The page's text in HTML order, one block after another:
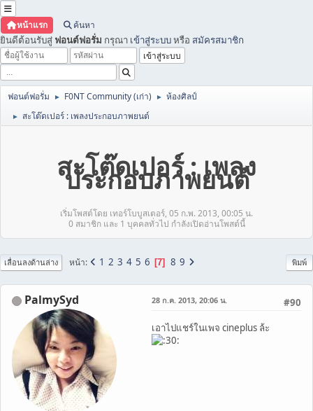
หน้าแรก ค้นหา
ยินดีต้อนรับสู่ ฟอนต์ฟอรั่ม กรุณา เข้าสู่ระบบหรือ สมัครสมาชิก
ฟอนต์ฟอรั่ม ► F0NT Community (เก่า) ► ห้องศิลป์
► สะโต๊ดเปอร์ : เพลงประกอบภาพยนต์
สะโต๊ดเปอร์ : เพลง
ประกอบภาพยนต์
เริ่มโพสต์โดย เทอร์โบบูสเตอร์, 05 ก.พ. 2013, 00:05 น.
0 สมาชิก และ 1 บุคคลทั่วไป กำลังเปิดอ่านโพสต์นี้
พิมพ์
เลื่อนลงด้านล่าง หน้า 1 2 3 4 5 6 7 8 9
PalmySyd #90
28 ก.ค. 2013, 20:06 น.
เอาไปแชร์ในเพจ cineplus ล้ะ